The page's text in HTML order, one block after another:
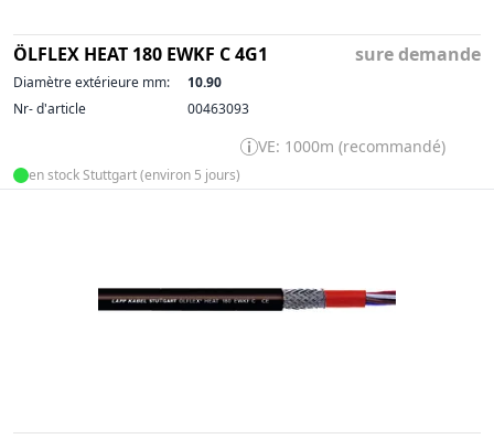
ÖLFLEX HEAT 180 EWKF C 4G1 sure demande
Diamètre extérieure mm:
10.90
Nr- d'article
00463093
VE: 1000m (recommandé)
en stock Stuttgart (environ 5 jours)